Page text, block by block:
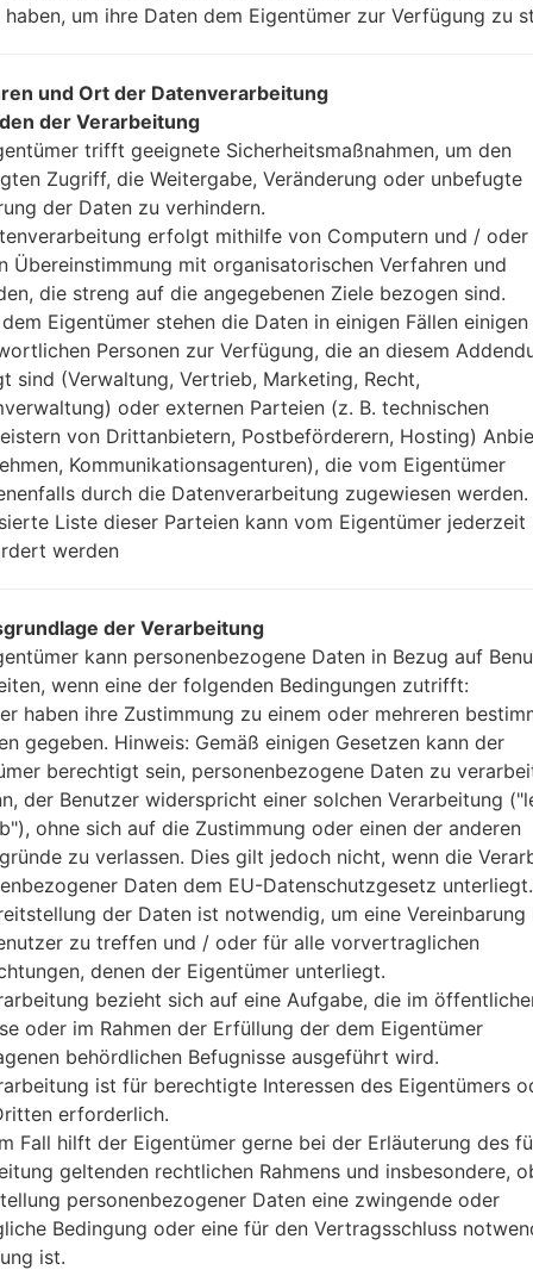
akaLG
Modell und seine Eigenschaften
LGV755
LG G Pad 3 10.1
Dezember, 2016
6.7 millimeter ( 0.26 Zoll)
256.2 x 167.9 millimeter (10.09
510 gramm (1.12 lb)
4x1.5GHz Cortex-A53 &
2GB
32GB
microSD, zu 256 GB
Netzwerk und Daten
1 Mini-SIM
GSM 900/1800/1900 MHz
HSDPA 2100 MHz
-
-
GPRS/EDGE
Anzeige
10.1 Zoll (~68.8% Bildschirm
IPS LCD kapazitiver
1200 x 1920 Pixel (~224
16M Farben
Batterie und Tastatur
nicht entfernbar 6000 mAh
Interfaces
3.5mm jack
Version 4.2, A2DP, LE
Nein
A-GPS
um ihre Daten dem Eigentümer zur Verfügung zu
und Ort der Datenverarbeitung
der Verarbeitung
trifft geeignete Sicherheitsmaßnahmen, um den
Zugriff, die Weitergabe, Veränderung oder unbefugte
der Daten zu verhindern.
erfolgt mithilfe von Computern und / oder
Übereinstimmung mit organisatorischen Verfahren und
die streng auf die angegebenen Ziele bezogen sind.
Eigentümer stehen die Daten in einigen Fällen einigen
Personen zur Verfügung, die an diesem
sind (Verwaltung, Vertrieb, Marketing, Recht,
oder externen Parteien (z. B. technischen
von Drittanbietern, Postbeförderern, Hosting)
Kommunikationsagenturen), die vom Eigentümer
durch die Datenverarbeitung zugewiesen werden.
Liste dieser Parteien kann vom Eigentümer jederzeit
werden
der Verarbeitung
kann personenbezogene Daten in Bezug auf
wenn eine der folgenden Bedingungen zutrifft:
haben ihre Zustimmung zu einem oder mehreren
gegeben. Hinweis: Gemäß einigen Gesetzen kann der
berechtigt sein, personenbezogene Daten zu
der Benutzer widerspricht einer solchen Verarbeitung
ohne sich auf die Zustimmung oder einen der anderen
zu verlassen. Dies gilt jedoch nicht, wenn die
Daten dem EU-Datenschutzgesetz unterliegt.
der Daten ist notwendig, um eine Vereinbarung
zu treffen und / oder für alle vorvertraglichen
denen der Eigentümer unterliegt.
bezieht sich auf eine Aufgabe, die im
oder im Rahmen der Erfüllung der dem Eigentümer
behördlichen Befugnisse ausgeführt wird.
ist für berechtigte Interessen des Eigentümers
erforderlich.
Fall hilft der Eigentümer gerne bei der Erläuterung des
geltenden rechtlichen Rahmens und insbesondere,
personenbezogener Daten eine zwingende oder
Bedingung oder eine für den Vertragsschluss
ist.